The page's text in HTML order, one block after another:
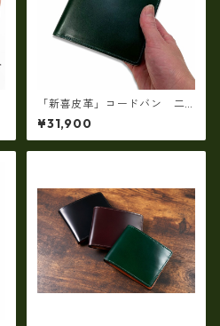
「新喜皮革」コードバン 二
つ折り財布（コイン入れ付
き）【日本製】tc-0201A
¥31,900